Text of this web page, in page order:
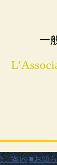
一
ご案内 ■お知